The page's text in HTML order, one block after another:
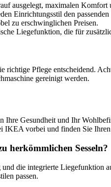
ausgelegt, maximalen Komfort
Einrichtungsstil den passenden
zu erschwinglichen Preisen.
Liegefunktion, die für
richtige Pflege entscheidend.
gereinigt werden.
Ihre Gesundheit und Ihr
IKEA vorbei und finden Sie
herkömmlichen Sesseln?
die integrierte Liegefunktion
passen.